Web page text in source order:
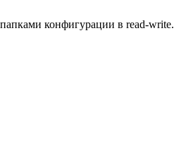
конфигурации в read-write.